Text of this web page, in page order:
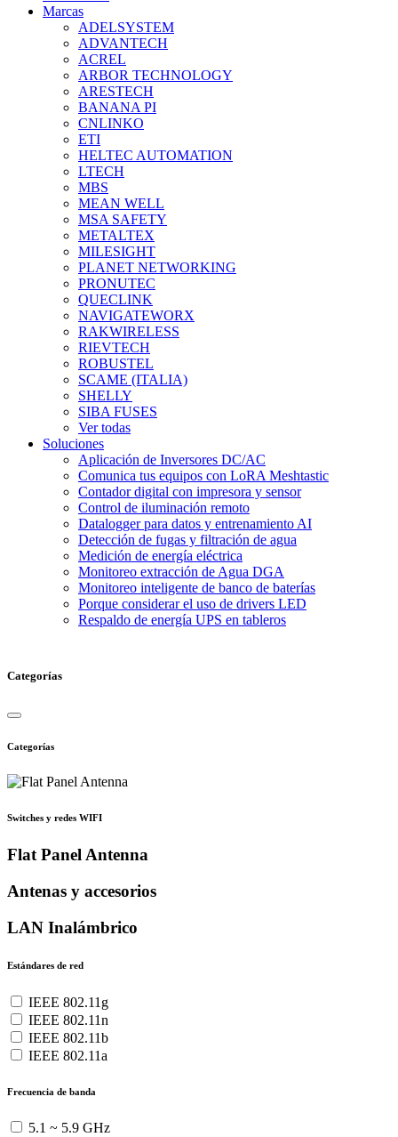
Marcas
ADELSYSTEM
ADVANTECH
ACREL
ARBOR TECHNOLOGY
ARESTECH
BANANA PI
CNLINKO
ETI
HELTEC AUTOMATION
LTECH
MBS
MEAN WELL
MSA SAFETY
METALTEX
MILESIGHT
PLANET NETWORKING
PRONUTEC
QUECLINK
NAVIGATEWORX
RAKWIRELESS
RIEVTECH
ROBUSTEL
SCAME (ITALIA)
SHELLY
SIBA FUSES
Ver todas
Soluciones
Aplicación de Inversores DC/AC
Comunica tus equipos con LoRA Meshtastic
Contador digital con impresora y sensor
Control de iluminación remoto
Datalogger para datos y entrenamiento AI
Detección de fugas y filtración de agua
Medición de energía eléctrica
Monitoreo extracción de Agua DGA
Monitoreo inteligente de banco de baterías
Porque considerar el uso de drivers LED
Respaldo de energía UPS en tableros
Categorías
Categorías
Switches y redes WIFI
Flat Panel Antenna
Antenas y accesorios
LAN Inalámbrico
Estándares de red
IEEE 802.11g
IEEE 802.11n
IEEE 802.11b
IEEE 802.11a
Frecuencia de banda
5.1 ~ 5.9 GHz